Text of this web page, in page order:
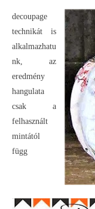
decoupage
technikát is
alkalmazhatu
nk, az
eredmény
hangulata
csak a
felhasznált
mintától
függ